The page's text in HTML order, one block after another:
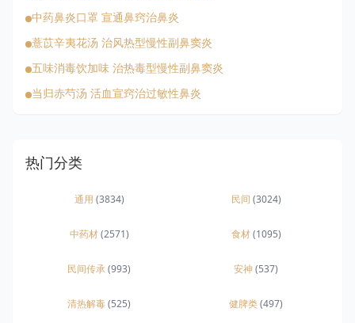
中药鼻炎口罩 宣通鼻窍治鼻炎
薏苡辛夷花汤 治风热型慢性副鼻窦炎
五味消毒饮加味 治热毒型慢性副鼻窦炎
当归赤芍汤 活血宣窍治过敏性鼻炎
热门分类
通用 (3834) 民间 (3024)
中药材(2571) 食材(1095)
民间传承(993) 安神(537)
清热解毒(525) 健脾类(497)